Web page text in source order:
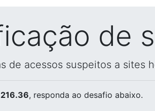
de
de acessos suspeitos a sites
, responda ao desafio abaixo.